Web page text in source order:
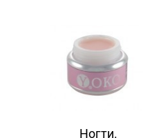
Ногти.